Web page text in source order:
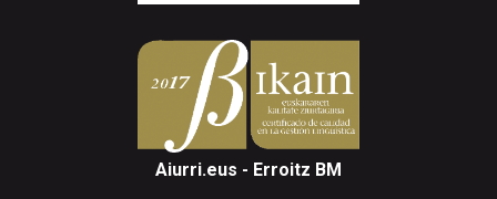
Aiurri.eus - Erroitz BM